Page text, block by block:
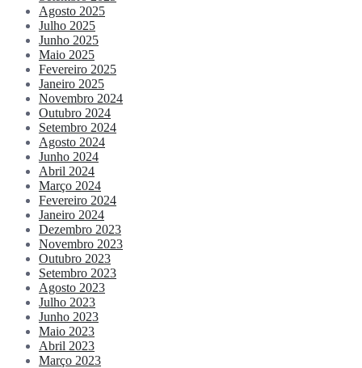
Agosto 2025
Julho 2025
Junho 2025
Maio 2025
Fevereiro 2025
Janeiro 2025
Novembro 2024
Outubro 2024
Setembro 2024
Agosto 2024
Junho 2024
Abril 2024
Março 2024
Fevereiro 2024
Janeiro 2024
Dezembro 2023
Novembro 2023
Outubro 2023
Setembro 2023
Agosto 2023
Julho 2023
Junho 2023
Maio 2023
Abril 2023
Março 2023